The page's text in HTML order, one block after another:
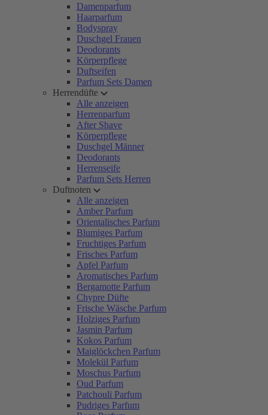
Damenparfum
Haarparfum
Bodyspray
Duschgel Frauen
Deodorants
Körperpflege
Duftseifen
Parfum Sets Damen
Herrendüfte
Alle anzeigen
Herrenparfum
After Shave
Körperpflege
Duschgel Männer
Deodorants
Herrenseife
Parfum Sets Herren
Duftnoten
Alle anzeigen
Amber Parfum
Orientalisches Parfum
Blumiges Parfum
Fruchtiges Parfum
Frisches Parfum
Apfel Parfum
Aromatisches Parfum
Bergamotte Parfum
Chypre Düfte
Frische Wäsche Parfum
Holziges Parfum
Jasmin Parfum
Kokos Parfum
Maiglöckchen Parfum
Molekül Parfum
Moschus Parfum
Oud Parfum
Patchouli Parfum
Pudriges Parfum